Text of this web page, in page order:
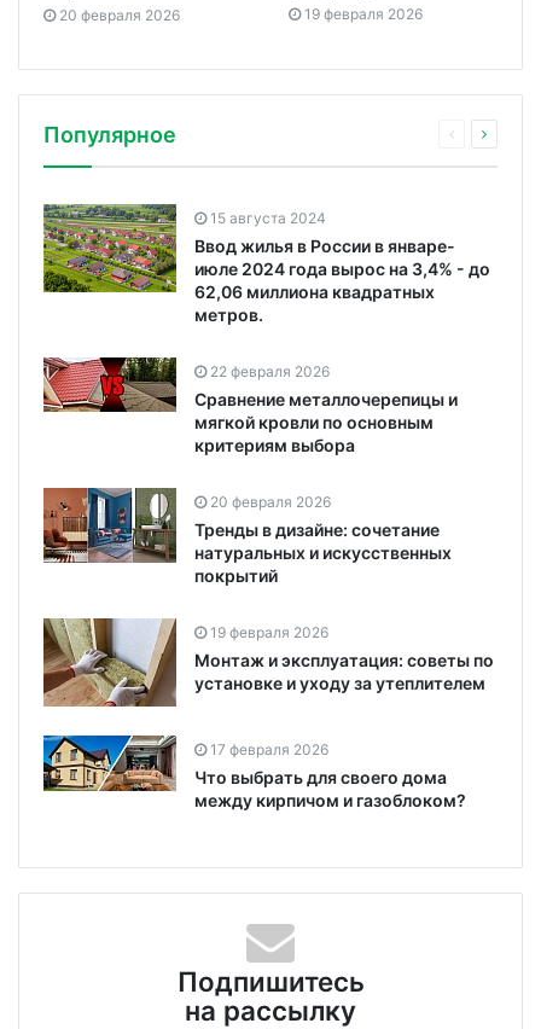
20 февраля 2026 19 февраля 2026
Популярное
15 августа 2024
Ввод жилья в России в январе-
июле 2024 года вырос на 3,4% - до
62,06 миллиона квадратных
метров.
22 февраля 2026
Сравнение металлочерепицы и
мягкой кровли по основным
критериям выбора
20 февраля 2026
Тренды в дизайне: сочетание
натуральных и искусственных
покрытий
19 февраля 2026
Монтаж и эксплуатация: советы по
установке и уходу за утеплителем
17 февраля 2026
Что выбрать для своего дома
между кирпичом и газоблоком?
Подпишитесь
на рассылку